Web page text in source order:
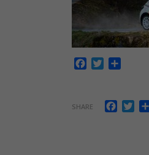
Facebook
Twitter
SHARE